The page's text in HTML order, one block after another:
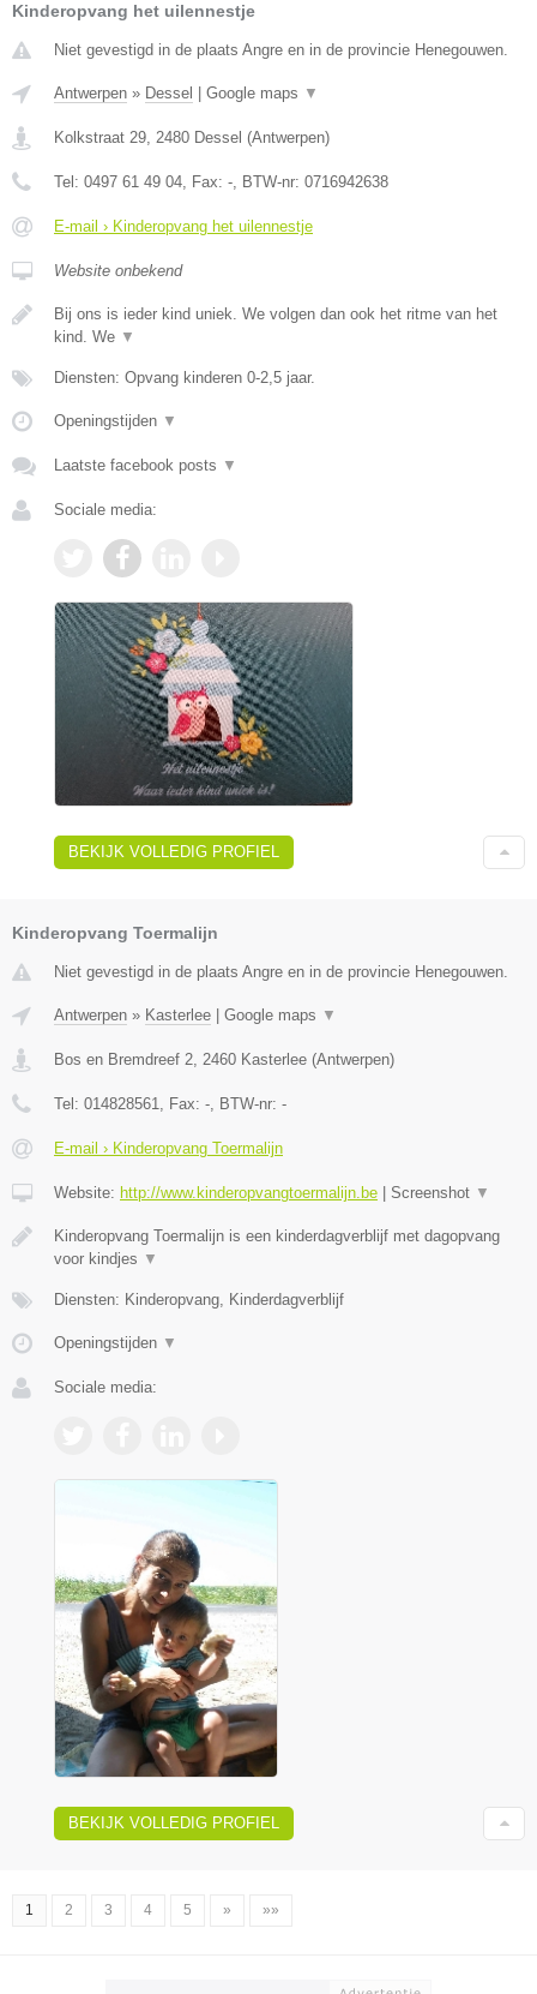
Kinderopvang het uilennestje
Niet gevestigd in de plaats Angre en in de provincie Henegouwen.
Antwerpen » Dessel Google maps ▼
Kolkstraat 29, 2480 Dessel (Antwerpen)
Tel: 0497 61 49 04, Fax: -, BTW-nr: 0716942638
E-mail › Kinderopvang het uilennestje
Website onbekend
Bij ons is ieder kind uniek. We volgen dan ook het ritme van het
kind. We ▼
Diensten: Opvang kinderen 0-2,5 jaar.
Openingstijden ▼
Laatste facebook posts ▼
Sociale media:
BEKIJK VOLLEDIG PROFIEL
Kinderopvang Toermalijn
Niet gevestigd in de plaats Angre en in de provincie Henegouwen.
Antwerpen » Kasterlee Google maps ▼
Bos en Bremdreef 2 2460 Kasterlee (Antwerpen)
Tel: 014828561 , Fax: - , BTW-nr: -
E-mail › Kinderopvang Toermalijn
Website: http://www.kinderopvangtoermalijn.be Screenshot ▼
Kinderopvang Toermalijn is een kinderdagverblijf met dagopvang
voor kindjes ▼
Diensten: Kinderopvang, Kinderdagverblijf
Openingstijden ▼
Sociale media:
BEKIJK VOLLEDIG PROFIEL
1 2 3 4 5 » »»